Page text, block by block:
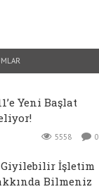
Yeni Başlat
5558 0
Giyilebilir İşletim
Bilmeniz